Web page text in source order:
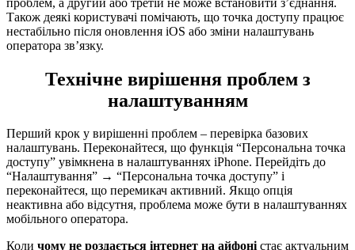
Також деякі користувачі помічають, що точка доступу працює
нестабільно після оновлення iOS або зміни налаштувань
оператора зв’язку.
Технічне вирішення проблем з
налаштуванням
Перший крок у вирішенні проблем – перевірка базових
налаштувань. Переконайтеся, що функція “Персональна точка
доступу” увімкнена в налаштуваннях iPhone. Перейдіть до
“Налаштування” → “Персональна точка доступу” і
переконайтеся, що перемикач активний. Якщо опція
неактивна або відсутня, проблема може бути в налаштуваннях
мобільного оператора.
Коли чому не роздається інтернет на айфоністає актуальним